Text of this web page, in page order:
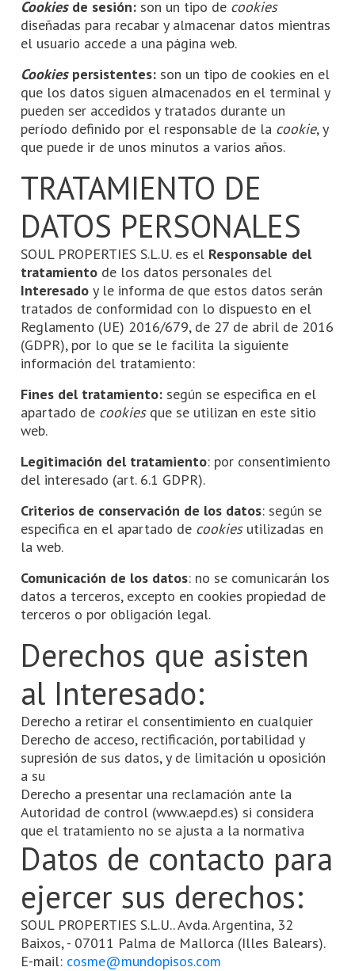
Cookies de sesión: son un tipo de cookies
diseñadas para recabar y almacenar datos mientras
el usuario accede a una página web.
Cookies persistentes: son un tipo de cookies en el
que los datos siguen almacenados en el terminal y
pueden ser accedidos y tratados durante un
período definido por el responsable de la cookie, y
que puede ir de unos minutos a varios años.
TRATAMIENTO DE
DATOS PERSONALES
SOUL PROPERTIES S.L.U. es el Responsable del
tratamiento de los datos personales del
Interesadoy le informa de que estos datos serán
tratados de conformidad con lo dispuesto en el
Reglamento (UE) 2016/679, de 27 de abril de 2016
(GDPR), por lo que se le facilita la siguiente
información del tratamiento:
Fines del tratamiento: según se especifica en el
apartado de cookies que se utilizan en este sitio
web.
Legitimación del tratamiento: por consentimiento
del interesado (art. 6.1 GDPR).
Criterios de conservación de los datos: según se
especifica en el apartado de cookies utilizadas en
la web.
Comunicación de los datos: no se comunicarán los
datos a terceros, excepto en cookies propiedad de
terceros o por obligación legal.
Derechos que asisten
al Interesado:
Derecho a retirar el consentimiento en cualquier
Derecho de acceso, rectificación, portabilidad y
supresión de sus datos, y de limitación u oposición
a su
Derecho a presentar una reclamación ante la
Autoridad de control (www.aepd.es) si considera
que el tratamiento no se ajusta a la normativa
Datos de contacto para
ejercer sus derechos:
SOUL PROPERTIES S.L.U.. Avda. Argentina, 32
Baixos, - 07011 Palma de Mallorca (Illes Balears).
E-mail: cosme@mundopisos.com